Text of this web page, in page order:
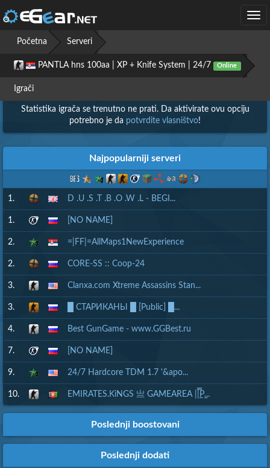
Početna
Serveri
PANTLA hns 100aa | XP + Knife System | 24/7 Online
Igrači
Statistika igrača se trenutno ne prati. Da aktivirate ovu opciju
potrebno je da potvrdite vlasništvo!
Najpopularniji serveri
1. D .U .S .T .B .O .W .L - BEGI...
1. [NO NAME]
2. =|FF|=AllMaps1NewExperience
2. CORE-SS :: Coop-24
3. Clanxa.com Xtreme Assassins Stan...
3. █ СТАРИКАНЫ █ [Public] █...
4. Best GunGame - www.GGBest.ru
7. [NO NAME]
9. 24/7 Hardcore TDM 1.7 '&apo...
10. EMIRATES.KiNGS 亗 GAMEAREA ||͇̿P͇...
Poslednji boostovani
Poslednji dodati